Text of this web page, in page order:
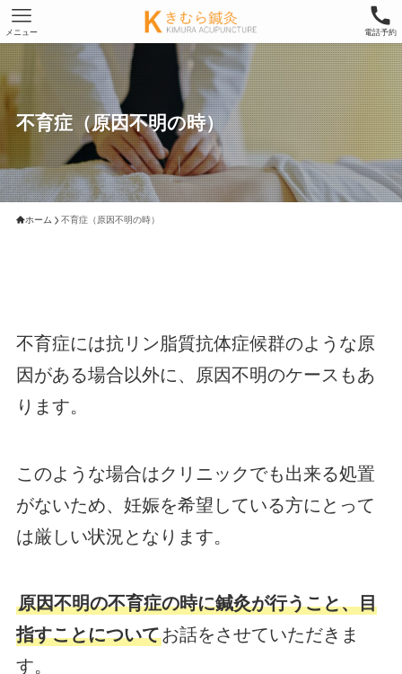
電話予約
メニュー
不育症（原因不明の時）
ホーム 不育症（原因不明の時）
不育症には抗リン脂質抗体症候群のような原
因がある場合以外に、原因不明のケースもあ
ります。
このような場合はクリニックでも出来る処置
がないため、妊娠を希望している方にとって
は厳しい状況となります。
原因不明の不育症の時に鍼灸が行うこと、目
指すことについてお話をさせていただきま
す。